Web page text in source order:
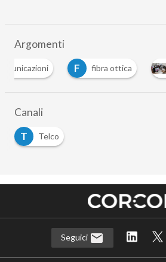
Argomenti
F fibra ottica
Canali
T
Telco
Seguici